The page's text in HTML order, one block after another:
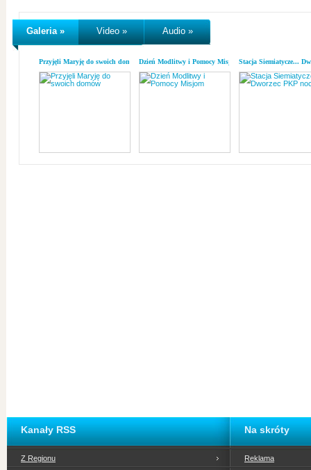
Galeria » Video » Audio »
Przyjęli Maryję do swoich domówDzień Modlitwy i Pomocy MisjomStacja Siemiatycze...
Kanały RSS
Z Regionu
Na skróty
Reklama